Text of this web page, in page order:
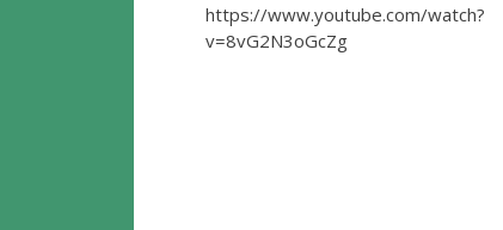
https://www.youtube.com/watch?
v=8vG2N3oGcZg